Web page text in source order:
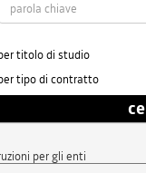
titolo di studio
tipo di contratto
per gli enti